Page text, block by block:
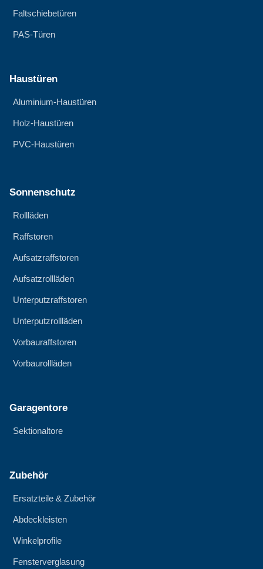
Faltschiebetüren
PAS-Türen
Haustüren
Aluminium-Haustüren
Holz-Haustüren
PVC-Haustüren
Sonnenschutz
Rollläden
Raffstoren
Aufsatzraffstoren
Aufsatzrollläden
Unterputzraffstoren
Unterputzrollläden
Vorbauraffstoren
Vorbaurollläden
Garagentore
Sektionaltore
Zubehör
Ersatzteile & Zubehör
Abdeckleisten
Winkelprofile
Fensterverglasung